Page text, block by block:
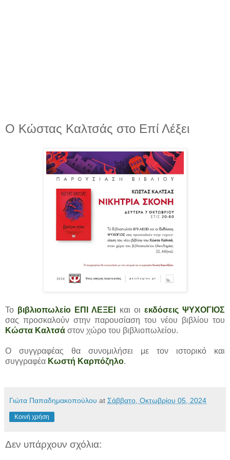
Ο Κώστας Καλτσάς στο Επί Λέξει
Το βιβλιοπωλείο ΕΠΙ ΛΕΞΕΙ και οι εκδόσεις ΨΥΧΟΓΙΟΣ
σας προσκαλούν στην παρουσίαση του νέου βιβλίου του
Κώστα Καλτσά στον χώρο του βιβλιοπωλείου.
Ο συγγραφέας θα συνομιλήσει με τον ιστορικό και
συγγραφέα Κωστή Καρπόζηλο.
Γιώτα Παπαδημακοπούλου at Σάββατο, Οκτωβρίου 05, 2024
Κοινή χρήση
Δεν υπάρχουν σχόλια: